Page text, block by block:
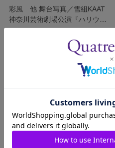
彩風 他 舞台写真／雪組KAAT
神奈川芸術劇場公演『ハリウッ
ド・ゴシップ』